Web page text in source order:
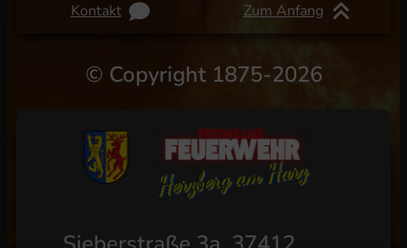
Kontakt Zum Anfang
© Copyright 1875-2026